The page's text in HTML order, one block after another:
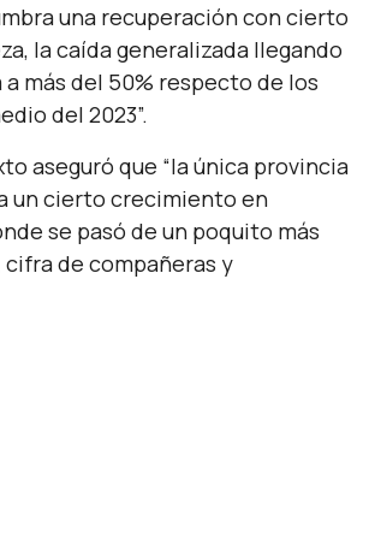
una recuperación con cierto
la caída generalizada llegando
a más del 50% respecto de los
del 2023”.
aseguró que “la única provincia
un cierto crecimiento en
se pasó de un poquito más
cifra de compañeras y